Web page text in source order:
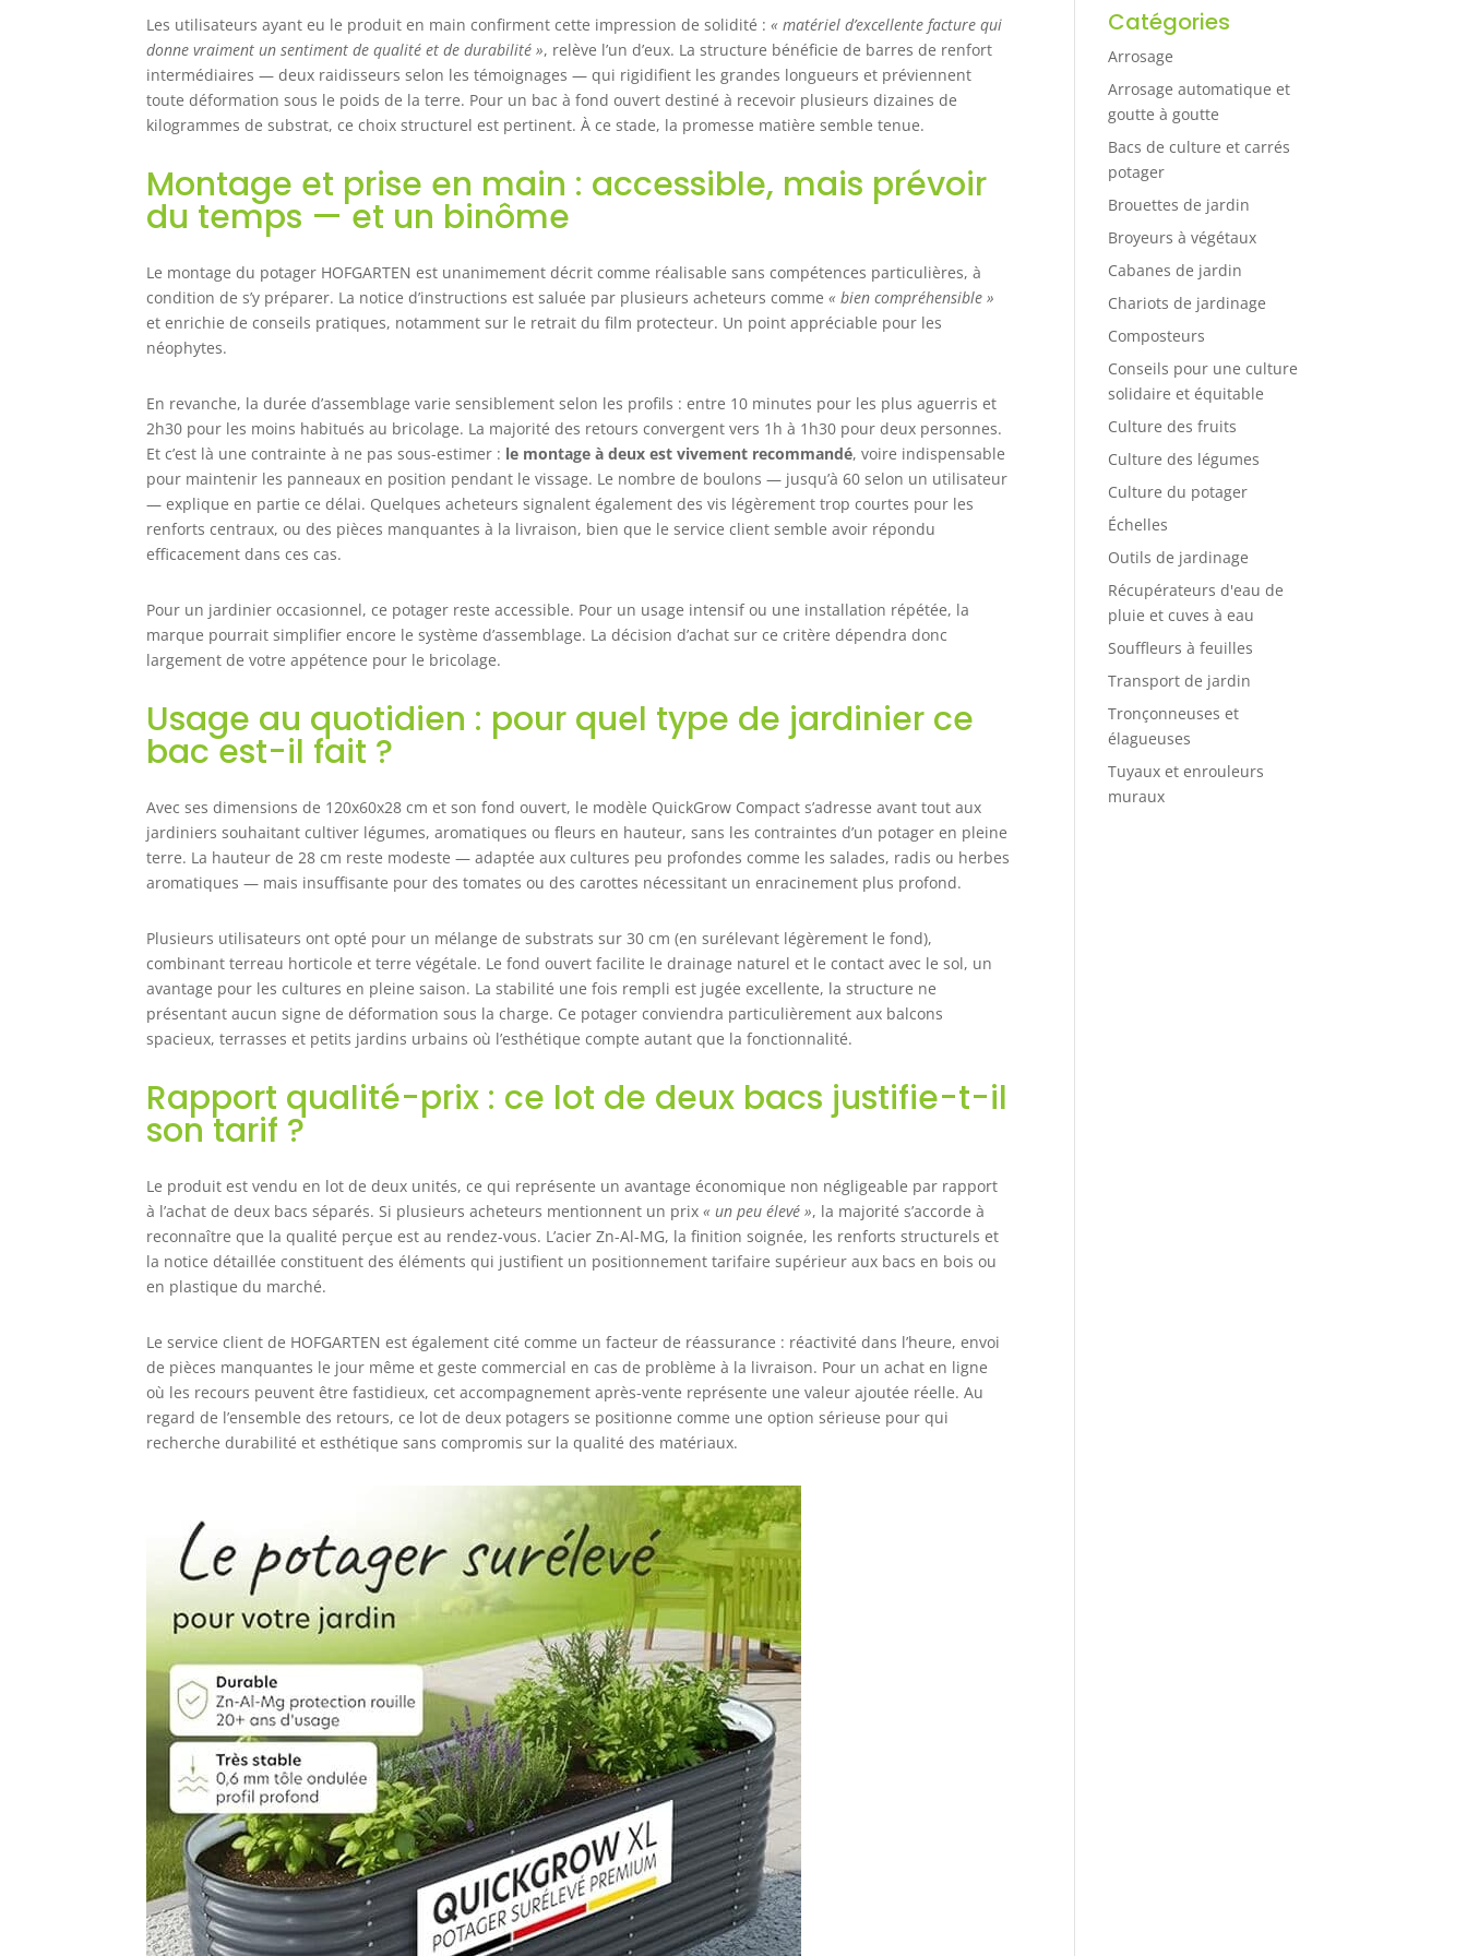
ornementales. Avec une méthode de remplissage en couches
riche en nutriments, votre jardinière métal assure une
croissance optimale. Commandez dès maintenant pour des
conditions idéales au printemps. ✅ 𝐂𝐎𝐍𝐓𝐄𝐍𝐔 𝐃𝐄 𝐋𝐀
𝐋𝐈𝐕𝐑𝐀𝐈𝐒𝐎𝐍 – Kit complet comprenant 4 coins arrondis, 6
protection et 10 étiquettes de plantation offertes.
Les utilisateurs ayant eu le produit en main confirment cette impression de solidité :« matériel d’excellente facture qui
donne vraiment un sentiment de qualité et de durabilité », relève l’un d’eux. La structure bénéficie de barres de renfort
intermédiaires — deux raidisseurs selon les témoignages — qui rigidifient les grandes longueurs et préviennent
toute déformation sous le poids de la terre. Pour un bac à fond ouvert destiné à recevoir plusieurs dizaines de
kilogrammes de substrat, ce choix structurel est pertinent. À ce stade, la promesse matière semble tenue.
Montage et prise en main : accessible, mais prévoir
du temps — et un binôme
Le montage du potager HOFGARTEN est unanimement décrit comme réalisable sans compétences particulières, à
condition de s’y préparer. La notice d’instructions est saluée par plusieurs acheteurs comme« bien compréhensible »
et enrichie de conseils pratiques, notamment sur le retrait du film protecteur. Un point appréciable pour les
néophytes.
En revanche, la durée d’assemblage varie sensiblement selon les profils : entre 10 minutes pour les plus aguerris et
2h30 pour les moins habitués au bricolage. La majorité des retours convergent vers 1h à 1h30 pour deux personnes.
Et c’est là une contrainte à ne pas sous-estimer : le montage à deux est vivement recommandé, voire indispensable
pour maintenir les panneaux en position pendant le vissage. Le nombre de boulons — jusqu’à 60 selon un utilisateur
— explique en partie ce délai. Quelques acheteurs signalent également des vis légèrement trop courtes pour les
renforts centraux, ou des pièces manquantes à la livraison, bien que le service client semble avoir répondu
efficacement dans ces cas.
Pour un jardinier occasionnel, ce potager reste accessible. Pour un usage intensif ou une installation répétée, la
marque pourrait simplifier encore le système d’assemblage. La décision d’achat sur ce critère dépendra donc
largement de votre appétence pour le bricolage.
Usage au quotidien : pour quel type de jardinier ce
bac est-il fait ?
Avec ses dimensions de 120x60x28 cm et son fond ouvert, le modèle QuickGrow Compact s’adresse avant tout aux
jardiniers souhaitant cultiver légumes, aromatiques ou fleurs en hauteur, sans les contraintes d’un potager en pleine
terre. La hauteur de 28 cm reste modeste — adaptée aux cultures peu profondes comme les salades, radis ou herbes
aromatiques — mais insuffisante pour des tomates ou des carottes nécessitant un enracinement plus profond.
Plusieurs utilisateurs ont opté pour un mélange de substrats sur 30 cm (en surélevant légèrement le fond),
combinant terreau horticole et terre végétale. Le fond ouvert facilite le drainage naturel et le contact avec le sol, un
avantage pour les cultures en pleine saison. La stabilité une fois rempli est jugée excellente, la structure ne
présentant aucun signe de déformation sous la charge. Ce potager conviendra particulièrement aux balcons
spacieux, terrasses et petits jardins urbains où l’esthétique compte autant que la fonctionnalité.
Rapport qualité-prix : ce lot de deux bacs justifie-t-il
son tarif ?
Le produit est vendu en lot de deux unités, ce qui représente un avantage économique non négligeable par rapport
à l’achat de deux bacs séparés. Si plusieurs acheteurs mentionnent un prix« un peu élevé », la majorité s’accorde à
reconnaître que la qualité perçue est au rendez-vous. L’acier Zn-Al-MG, la finition soignée, les renforts structurels et
la notice détaillée constituent des éléments qui justifient un positionnement tarifaire supérieur aux bacs en bois ou
en plastique du marché.
Le service client de HOFGARTEN est également cité comme un facteur de réassurance : réactivité dans l’heure, envoi
de pièces manquantes le jour même et geste commercial en cas de problème à la livraison. Pour un achat en ligne
où les recours peuvent être fastidieux, cet accompagnement après-vente représente une valeur ajoutée réelle. Au
regard de l’ensemble des retours, ce lot de deux potagers se positionne comme une option sérieuse pour qui
recherche durabilité et esthétique sans compromis sur la qualité des matériaux.
Catégories
Arrosage
Arrosage automatique et
goutte à goutte
Bacs de culture et carrés
potager
Brouettes de jardin
Broyeurs à végétaux
Cabanes de jardin
Chariots de jardinage
Composteurs
Conseils pour une culture
solidaire et équitable
Culture des fruits
Culture des légumes
Culture du potager
Échelles
Outils de jardinage
Récupérateurs d'eau de
pluie et cuves à eau
Souffleurs à feuilles
Transport de jardin
Tronçonneuses et
élagueuses
Tuyaux et enrouleurs
muraux